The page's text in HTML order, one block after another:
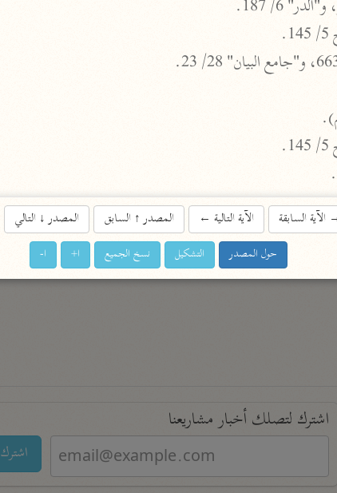
نحو ٨ مجلدات
اشترك لتصلك أخبار مشاريعنا
اشترك
الآية السابقة الآية التالية ← المصدر↑السابق المصدر↓التالي
حول المصدر التشكيل نسخ الجميع ا+ ا-